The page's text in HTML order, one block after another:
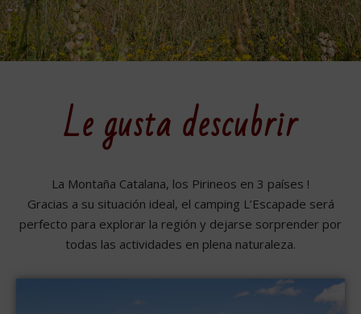
Le gusta descubrir
La Montaña Catalana, los Pirineos en 3 países !
Gracias a su situación ideal, el camping L’Escapade será
perfecto para explorar la región y dejarse sorprender por
todas las actividades en plena naturaleza.